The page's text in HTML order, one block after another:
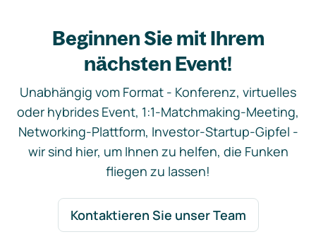
Beginnen Sie mit Ihrem
nächsten Event!
Unabhängig vom Format - Konferenz, virtuelles
oder hybrides Event, 1:1-Matchmaking-Meeting,
Networking-Plattform, Investor-Startup-Gipfel -
wir sind hier, um Ihnen zu helfen, die Funken
fliegen zu lassen!
Kontaktieren Sie unser Team